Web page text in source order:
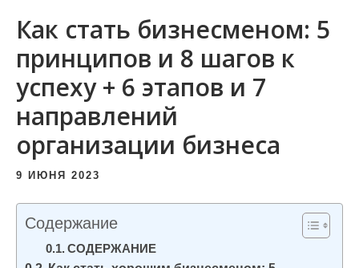
Как стать бизнесменом: 5
принципов и 8 шагов к
успеху + 6 этапов и 7
направлений
организации бизнеса
9 ИЮНЯ 2023
Содержание
СОДЕРЖАНИЕ